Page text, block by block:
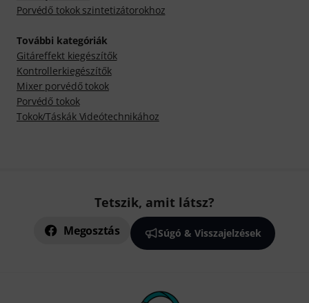
Porvédő tokok szintetizátorokhoz
További kategóriák
Gitáreffekt kiegészítők
Kontrollerkiegészítők
Mixer porvédő tokok
Porvédő tokok
Tokok/Táskák Videótechnikához
Tetszik, amit látsz?
Megosztás Súgó & Visszajelzések